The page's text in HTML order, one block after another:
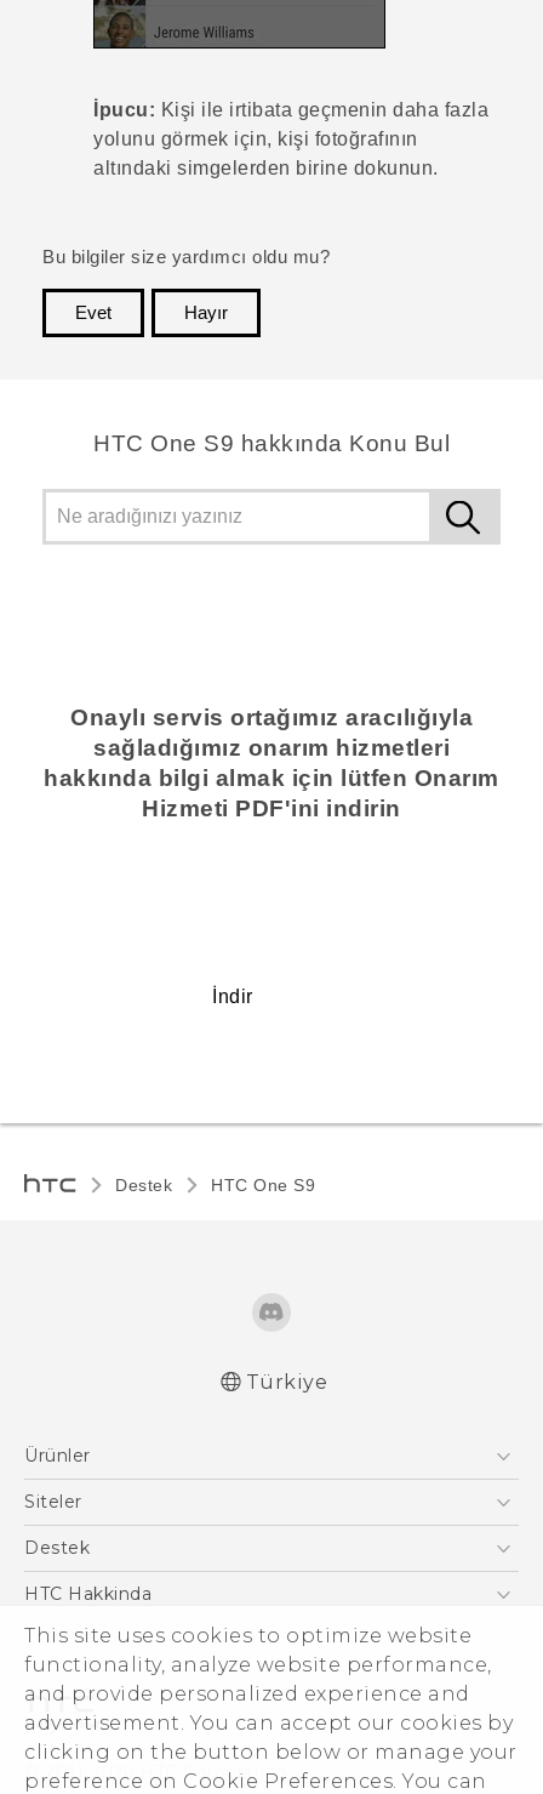
This site uses cookies to optimize website
functionality, analyze website performance,
and provide personalized experience and
advertisement. You can accept our cookies by
clicking on the button below or manage your
preference on Cookie Preferences. You can
İpucu: Kişi ile irtibata geçmenin daha fazla
yolunu görmek için, kişi fotoğrafının
altındaki simgelerden birine dokunun.
Bu bilgiler size yardımcı oldu mu?
Evet
Hayır
HTC One S9 hakkında Konu Bul
Onaylı servis ortağımız aracılığıyla
sağladığımız onarım hizmetleri
hakkında bilgi almak için lütfen Onarım
Hizmeti PDF'ini indirin
İndir
Destek HTC One S9‎
Türkiye
Ürünler
Akıllı Telefonlar
VIVE
Siteler
HTC Dev
Destek
Destek Merkezi
HTC Hakkinda
ESG
Yatırımcı (İNGİLİZCE)
Gizlilik Politikası
Ürün Güvenliği
Cookie Preferences
© 2011-2026 HTC Corporation